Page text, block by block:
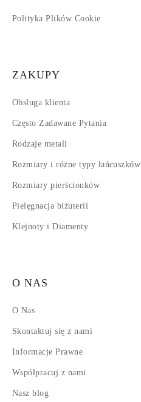
Polityka Plików Cookie
ZAKUPY
Obsługa klienta
Często Zadawane Pytania
Rodzaje metali
Rozmiary i różne typy łańcuszków
Rozmiary pierścionków
Pielęgnacja biżuterii
Klejnoty i Diamenty
O NAS
O Nas
Skontaktuj się z nami
Informacje Prawne
Współpracuj z nami
Nasz blog